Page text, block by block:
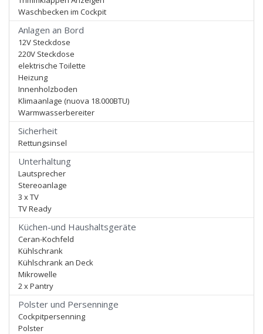
Waschbecken im Cockpit
Anlagen an Bord
12V Steckdose
220V Steckdose
elektrische Toilette
Heizung
Innenholzboden
Klimaanlage (nuova 18.000BTU)
Warmwasserbereiter
Sicherheit
Rettungsinsel
Unterhaltung
Lautsprecher
Stereoanlage
3 x TV
TV Ready
Küchen-und Haushaltsgeräte
Ceran-Kochfeld
Kühlschrank
Kühlschrank an Deck
Mikrowelle
2 x Pantry
Polster und Persenninge
Cockpitpersenning
Polster